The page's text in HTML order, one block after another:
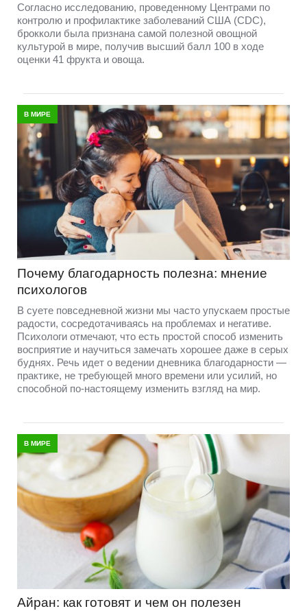
Согласно исследованию, проведенному Центрами по
контролю и профилактике заболеваний США (CDC),
брокколи была признана самой полезной овощной
культурой в мире, получив высший балл 100 в ходе
оценки 41 фрукта и овоща.
В МИРЕ
Почему благодарность полезна: мнение
психологов
В суете повседневной жизни мы часто упускаем простые
радости, сосредотачиваясь на проблемах и негативе.
Психологи отмечают, что есть простой способ изменить
восприятие и научиться замечать хорошее даже в серых
буднях. Речь идет о ведении дневника благодарности —
практике, не требующей много времени или усилий, но
способной по-настоящему изменить взгляд на мир.
В МИРЕ
Айран: как готовят и чем он полезен